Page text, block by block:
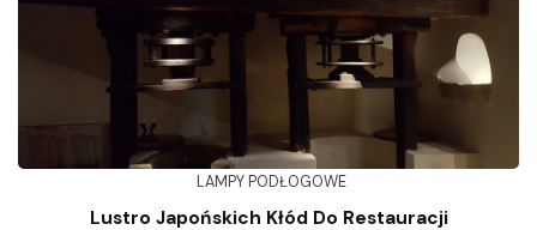
LAMPY PODŁOGOWE
Lustro Japońskich Kłód Do Restauracji